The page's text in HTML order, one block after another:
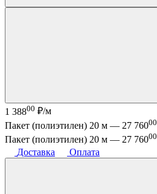
1 38800 ₽/м
Пакет (полиэтилен) 20 м — 27 76000
Пакет (полиэтилен) 20 м — 27 76000
Доставка
Оплата